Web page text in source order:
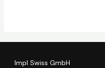
Impl Swiss GmbH